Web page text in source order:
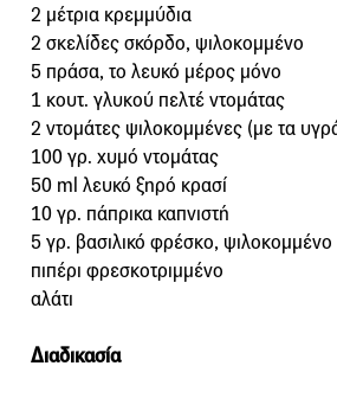
2 μέτρια κρεμμύδια
2 σκελίδες σκόρδο, ψιλοκομμένο
5 πράσα, το λευκό μέρος μόνο
1 κουτ. γλυκού πελτέ ντομάτας
2 ντομάτες ψιλοκομμένες (με τα
100 γρ. χυμό ντομάτας
50 ml λευκό ξηρό κρασί
10 γρ. πάπρικα καπνιστή
5 γρ. βασιλικό φρέσκο, ψιλοκομμένο
πιπέρι φρεσκοτριμμένο
αλάτι
Διαδικασία